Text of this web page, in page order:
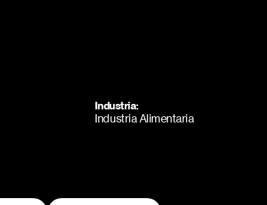
Industria:
Industria Alimentaria